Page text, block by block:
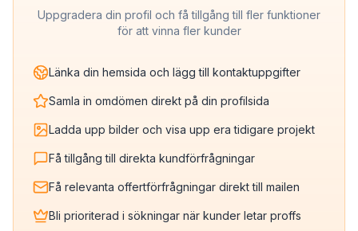
Uppgradera din profil och få tillgång till fler funktioner
för att vinna fler kunder
Länka din hemsida och lägg till kontaktuppgifter
Samla in omdömen direkt på din profilsida
Ladda upp bilder och visa upp era tidigare projekt
Få tillgång till direkta kundförfrågningar
Få relevanta offertförfrågningar direkt till mailen
Bli prioriterad i sökningar när kunder letar proffs